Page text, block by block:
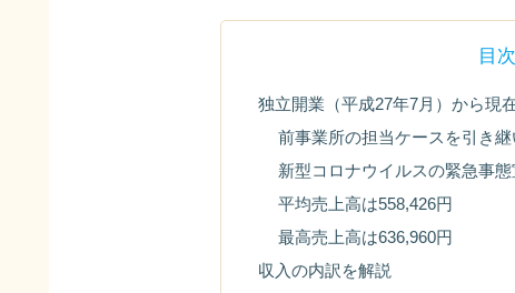
目次
独立開業（平成27年7月）から現
前事業所の担当ケースを引き
新型コロナウイルスの緊急事
平均売上高は558,426円
最高売上高は636,960円
収入の内訳を解説